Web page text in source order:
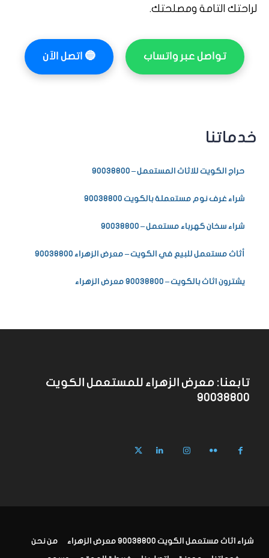
خدماتنا
حراج الكويت للاثاث المستعمل – 90038800
شراء غرف نوم مستعملة بالكويت 90038800
شراء سخان كهرباء مستعمل – 90038800
أثاث مستعمل للبيع في الكويت – معرض الزهراء 90038800
يشترون اثاث بالكويت – 90038800 معرض الزهراء
لراحتك التامة ومصلحتك.
تواصل عبر واتساب 🔵 اتصل الآن
تابعنا: معرض الزهراء للمستعمل الكويت
90038800
شراء اثاث مستعمل الكويت 90038800 معرض الزهراء من نحن